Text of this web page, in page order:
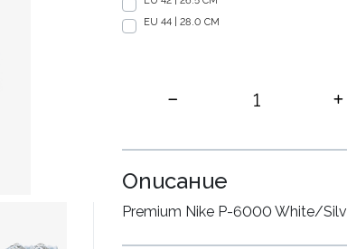
EU 44 | 28.0 CM
Описание
Premium Nike P-6000 White/